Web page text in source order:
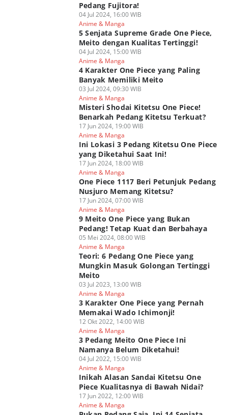
Pedang Fujitora!
04 Jul 2024, 16:00 WIB
Anime & Manga
5 Senjata Supreme Grade One Piece,
Meito dengan Kualitas Tertinggi!
04 Jul 2024, 15:00 WIB
Anime & Manga
4 Karakter One Piece yang Paling
Banyak Memiliki Meito
03 Jul 2024, 09:30 WIB
Anime & Manga
Misteri Shodai Kitetsu One Piece!
Benarkah Pedang Kitetsu Terkuat?
17 Jun 2024, 19:00 WIB
Anime & Manga
Ini Lokasi 3 Pedang Kitetsu One Piece
yang Diketahui Saat Ini!
17 Jun 2024, 18:00 WIB
Anime & Manga
One Piece 1117 Beri Petunjuk Pedang
Nusjuro Memang Kitetsu?
17 Jun 2024, 07:00 WIB
Anime & Manga
9 Meito One Piece yang Bukan
Pedang! Tetap Kuat dan Berbahaya
05 Mei 2024, 08:00 WIB
Anime & Manga
Teori: 6 Pedang One Piece yang
Mungkin Masuk Golongan Tertinggi
Meito
03 Jul 2023, 13:00 WIB
Anime & Manga
3 Karakter One Piece yang Pernah
Memakai Wado Ichimonji!
12 Okt 2022, 14:00 WIB
Anime & Manga
3 Pedang Meito One Piece Ini
Namanya Belum Diketahui!
04 Jul 2022, 15:00 WIB
Anime & Manga
Inikah Alasan Sandai Kitetsu One
Piece Kualitasnya di Bawah Nidai?
17 Jun 2022, 12:00 WIB
Anime & Manga